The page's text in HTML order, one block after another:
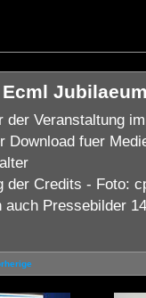
der Veranstaltung
Download fuer
der Credits - Foto:
auch Pressebilder